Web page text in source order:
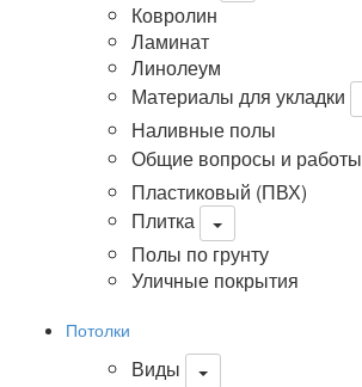
Ковролин
Ламинат
Линолеум
Материалы для укладки
Наливные полы
Общие вопросы и работы
Пластиковый (ПВХ)
Плитка
Полы по грунту
Уличные покрытия
Потолки
Виды